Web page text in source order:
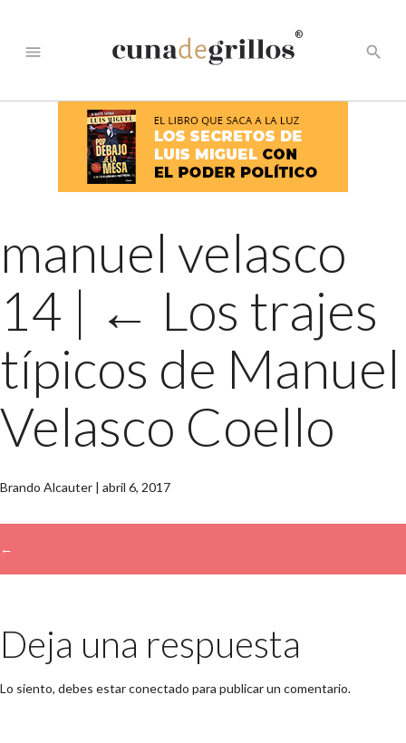
menu
®
search
manuel velasco
14 | ← Los trajes
típicos de Manuel
Velasco Coello
Brando Alcauter | abril 6, 2017
←
Deja una respuesta
Lo siento, debes estarconectado para publicar un comentario.